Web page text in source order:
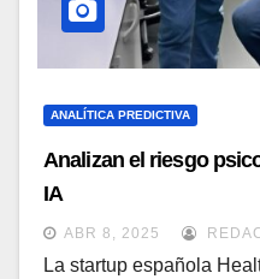
ANALÍTICA PREDICTIVA
Analizan el riesgo
IA
ABR 8, 2025
La startup española